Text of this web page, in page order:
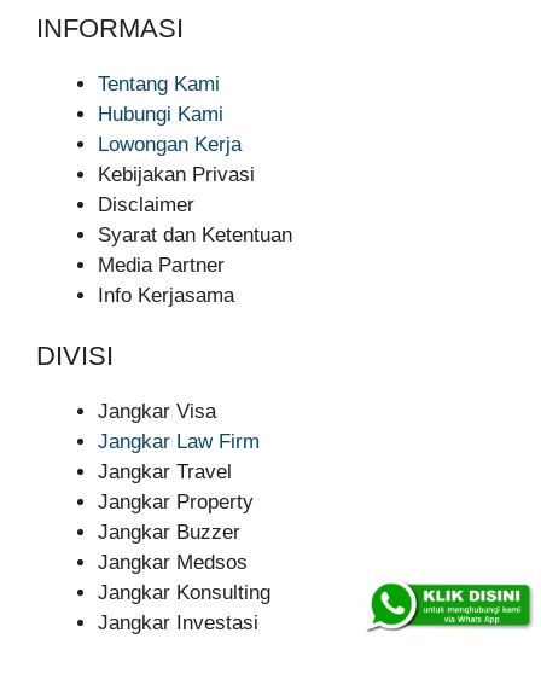
INFORMASI
Tentang Kami
Hubungi Kami
Lowongan Kerja
Kebijakan Privasi
Disclaimer
Syarat dan Ketentuan
Media Partner
Info Kerjasama
DIVISI
Jangkar Visa
Jangkar Law Firm
Jangkar Travel
Jangkar Property
Jangkar Buzzer
Jangkar Medsos
Jangkar Konsulting
Jangkar Investasi